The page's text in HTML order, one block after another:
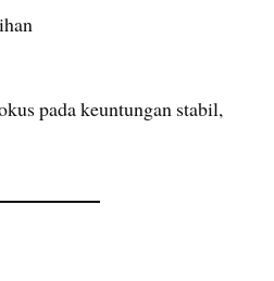
pada keuntungan stabil,